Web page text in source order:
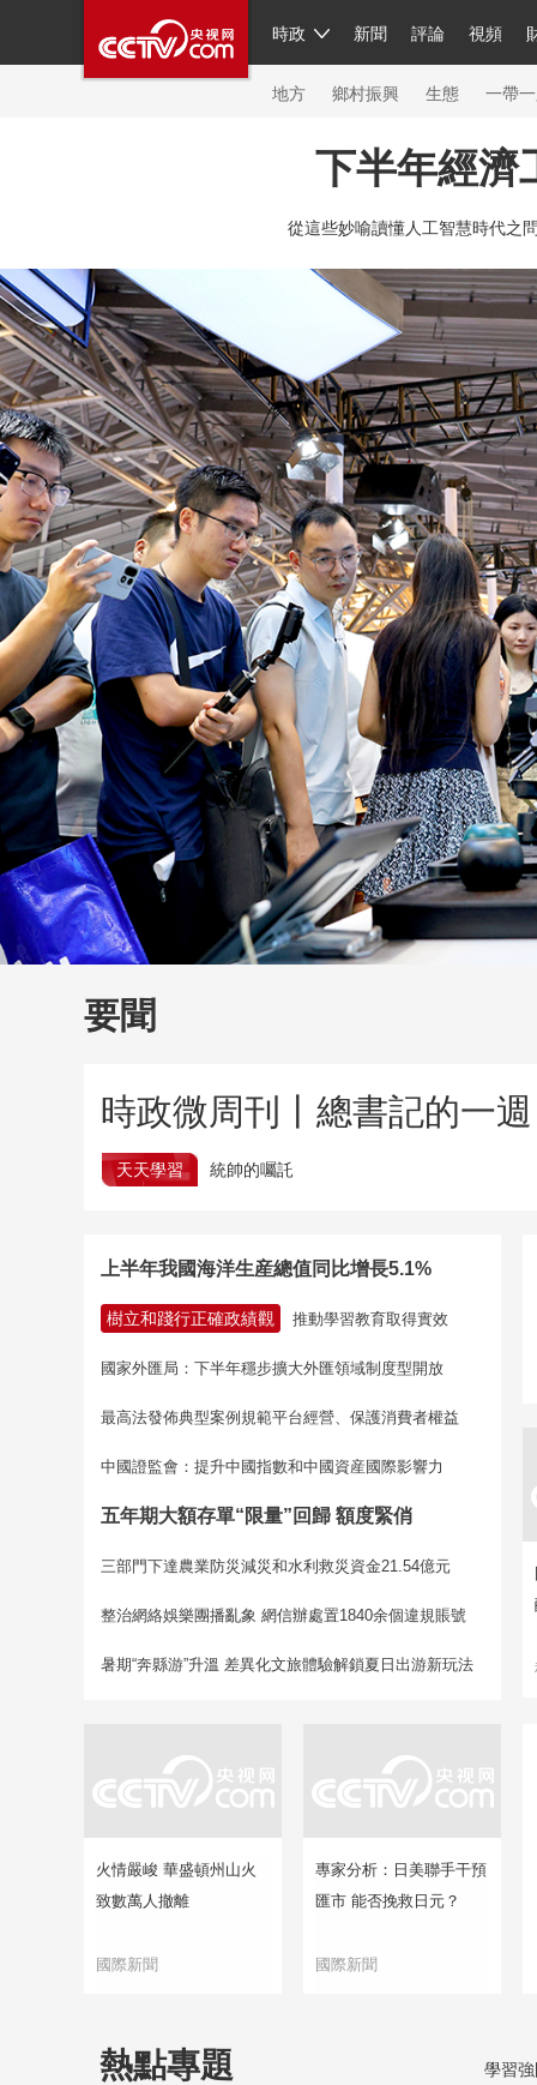
時政 新聞 評論 視頻
人民領袖習近平 聯播+ 中國
直播 片庫 欄目大全 節目單
繁體 海外頻道 iPanda
地方 鄉村振興 生態 一帶
共産黨員網 秧紀錄 紀
新聞 評論 經濟 軍事 科技
人民領袖習近平 熱解讀 天天學習 習
視頻 小央視頻 小央直播 直播中國 熊貓頻
現場 前線 比劃 快看 藍海中國 新兵請入
體育 直播 競猜 2026年世界盃 2026年冬奧
VIP會員 CCTV奧林匹克頻道 生活體育大會
財經 教育 鄉村振興 生態環境 一帶一路
大國智造 大國展會 大國保險 雲頂對話 雲
CCTV.節目官網 直播 節目單 欄目 片庫
下半年經濟
從這些妙喻讀懂人工智慧時代之
要聞
時政微周刊丨總書記的一
天天學習 統帥的囑託
上半年我國海洋生産總值同比增長5.1%
樹立和踐行正確政績觀 推動學習教育取得實效
國家外匯局：下半年穩步擴大外匯領域制度型開放
最高法發佈典型案例規範平台經營、保護消費者權益
中國證監會：提升中國指數和中國資産國際影響力
五年期大額存單“限量”回歸 額度緊俏
三部門下達農業防災減災和水利救災資金21.54億元
整治網絡娛樂團播亂象 網信辦處置1840余個違規賬號
暑期“奔縣游”升溫 差異化文旅體驗解鎖夏日出游新玩法
火情嚴峻 華盛頓州山火
致數萬人撤離
國際新聞
專家分析：日美聯手干預
匯市 能否挽救日元？
國際新聞
熱點專題 學習